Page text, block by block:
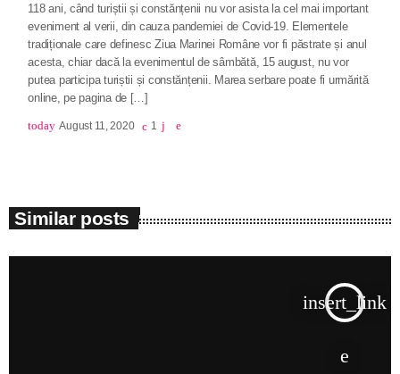
118 ani, când turiștii și constănțenii nu vor asista la cel mai important
eveniment al verii, din cauza pandemiei de Covid-19. Elementele
tradiționale care definesc Ziua Marinei Române vor fi păstrate și anul
acesta, chiar dacă la evenimentul de sâmbătă, 15 august, nu vor
putea participa turiștii și constănțenii. Marea serbare poate fi urmărită
online, pe pagina de […]
today August 11, 2020 1
Similar posts
insert_link